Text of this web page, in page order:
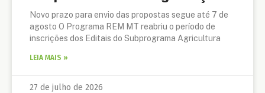
Novo prazo para envio das propostas segue até 7 de
agosto O Programa REM MT reabriu o período de
inscrições dos Editais do Subprograma Agricultura
LEIA MAIS »
27 de julho de 2026